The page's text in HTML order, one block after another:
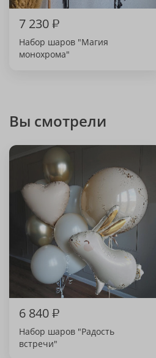
7 230₽
Набор шаров "Магия
монохрома"
Вы смотрели
6 840₽
Набор шаров "Радость
встречи"